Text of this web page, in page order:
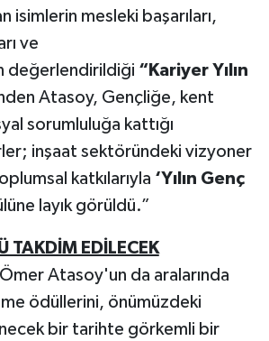
isimlerin mesleki başarıları,
ve
değerlendirildiği “Kariyer Yılın
Atasoy, Gençliğe, kent
sorumluluğa kattığı
inşaat sektöründeki vizyoner
katkılarıyla ‘Yılın Genç
layık görüldü.”
TAKDİM EDİLECEK
Atasoy'un da aralarında
ödüllerini, önümüzdeki
bir tarihte görkemli bir